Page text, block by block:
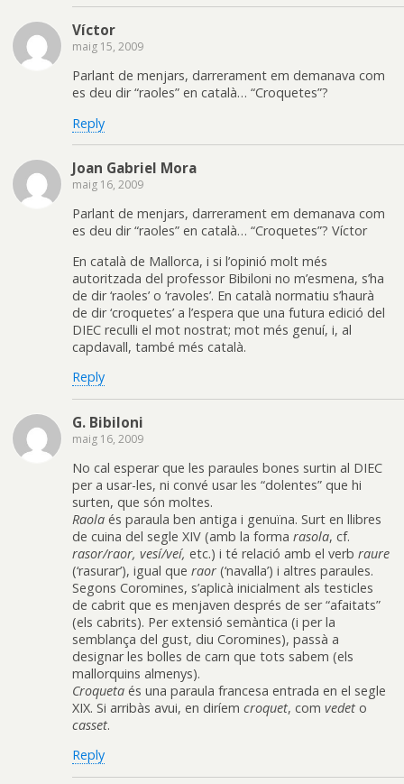
Víctor
maig 15, 2009
Parlant de menjars, darrerament em demanava com
es deu dir “raoles” en català… “Croquetes”?
Reply
Joan Gabriel Mora
maig 16, 2009
Parlant de menjars, darrerament em demanava com
es deu dir “raoles” en català… “Croquetes”? Víctor
En català de Mallorca, i si l’opinió molt més
autoritzada del professor Bibiloni no m’esmena, s’ha
de dir ‘raoles’ o ‘ravoles’. En català normatiu s’haurà
de dir ‘croquetes’ a l’espera que una futura edició del
DIEC reculli el mot nostrat; mot més genuí, i, al
capdavall, també més català.
Reply
G. Bibiloni
maig 16, 2009
No cal esperar que les paraules bones surtin al DIEC
per a usar-les, ni convé usar les “dolentes” que hi
surten, que són moltes.
Raola és paraula ben antiga i genuïna. Surt en llibres
de cuina del segle XIV (amb la forma rasola, cf.
rasor/raor, vesí/veí, etc.) i té relació amb el verb raure
(‘rasurar’), igual que raor (‘navalla’) i altres paraules.
Segons Coromines, s’aplicà inicialment als testicles
de cabrit que es menjaven després de ser “afaitats”
(els cabrits). Per extensió semàntica (i per la
semblança del gust, diu Coromines), passà a
designar les bolles de carn que tots sabem (els
mallorquins almenys).
Croqueta és una paraula francesa entrada en el segle
XIX. Si arribàs avui, en diríem croquet, com vedet o
casset.
Reply